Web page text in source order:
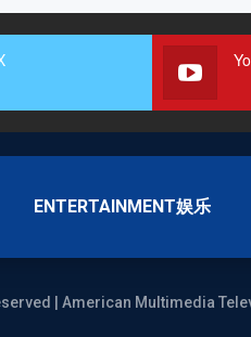
ENTERTAINMENT娱乐
| American Multimedia